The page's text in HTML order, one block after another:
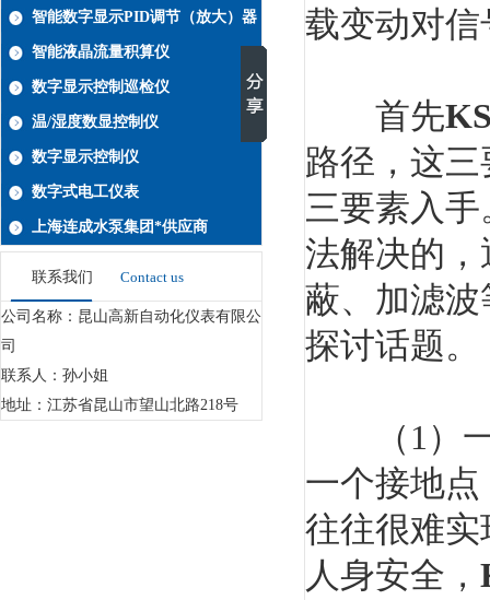
智能数字显示PID调节（放大）器
智能液晶流量积算仪
数字显示控制巡检仪
温/湿度数显控制仪
数字显示控制仪
数字式电工仪表
上海连成水泵集团*供应商
联系我们 Contact us
公司名称：昆山高新自动化仪表有限公
司
联系人：孙小姐
地址：江苏省昆山市望山北路218号
载变动对
首先
路径，这
三要素入
法解决的
蔽、加滤
探讨话题。
（1）一
一个接地
往往很难
人身安全，